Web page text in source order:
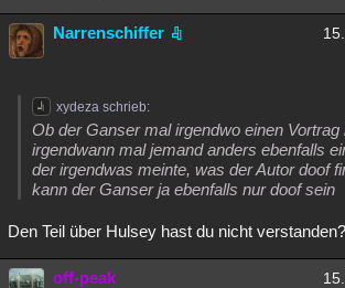
Narrenschiffer
xydeza schrieb:
Ob der Ganser mal irgendwo einen Vortrag
irgendwann mal jemand anders ebenfalls
der irgendwas meinte, was der Autor doof
kann der Ganser ja ebenfalls nur doof sein
Den Teil über Hulsey hast du nicht verstanden?
off-peak